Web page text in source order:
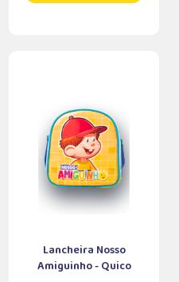
Lancheira Nosso
Amiguinho - Quico